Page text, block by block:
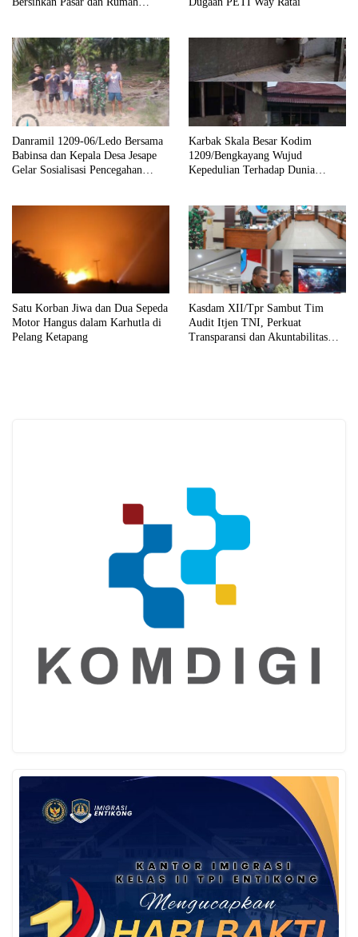
Danramil 1209-06/Ledo Bersama
Babinsa dan Kepala Desa Jesape
Gelar Sosialisasi Pencegahan
Karbak Skala Besar Kodim
1209/Bengkayang Wujud
Kepedulian Terhadap Dunia
Satu Korban Jiwa dan Dua Sepeda
Motor Hangus dalam Karhutla di
Pelang Ketapang
Kasdam XII/Tpr Sambut Tim
Audit Itjen TNI, Perkuat
Transparansi dan Akuntabilitas